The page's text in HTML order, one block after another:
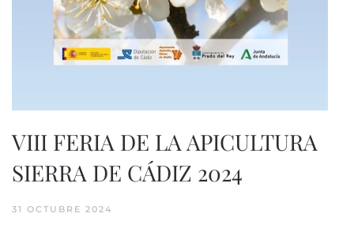
VIII FERIA DE LA APICULTURA
SIERRA DE CÁDIZ 2024
31 OCTUBRE 2024